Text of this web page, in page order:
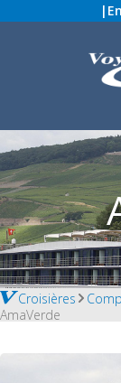
|
Croisières
AmaVerde